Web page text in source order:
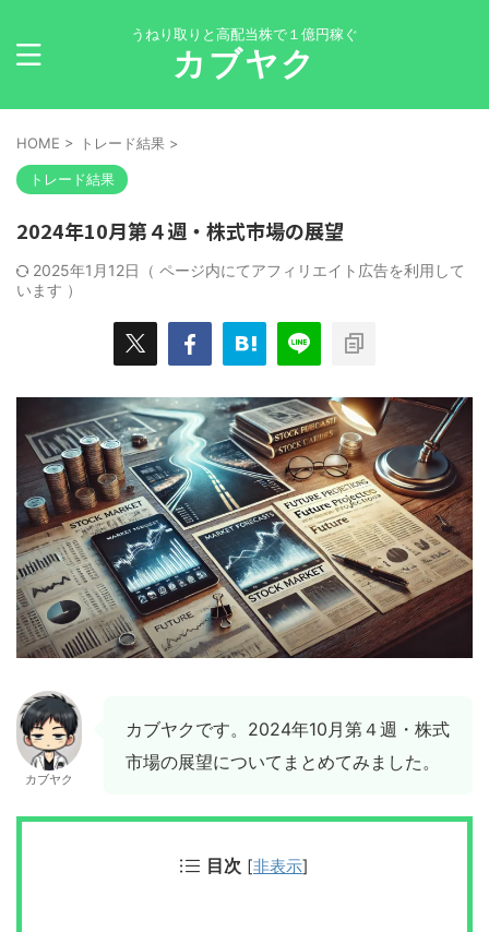
うねり取りと高配当株で１億円稼ぐ
カブヤク
HOME > トレード結果 >
トレード結果
2024年10月第４週・株式市場の展望
2025年1月12日
カブヤク
カブヤクです。2024年10月第４週・株式
市場の展望についてまとめてみました。
目次 [非表示]